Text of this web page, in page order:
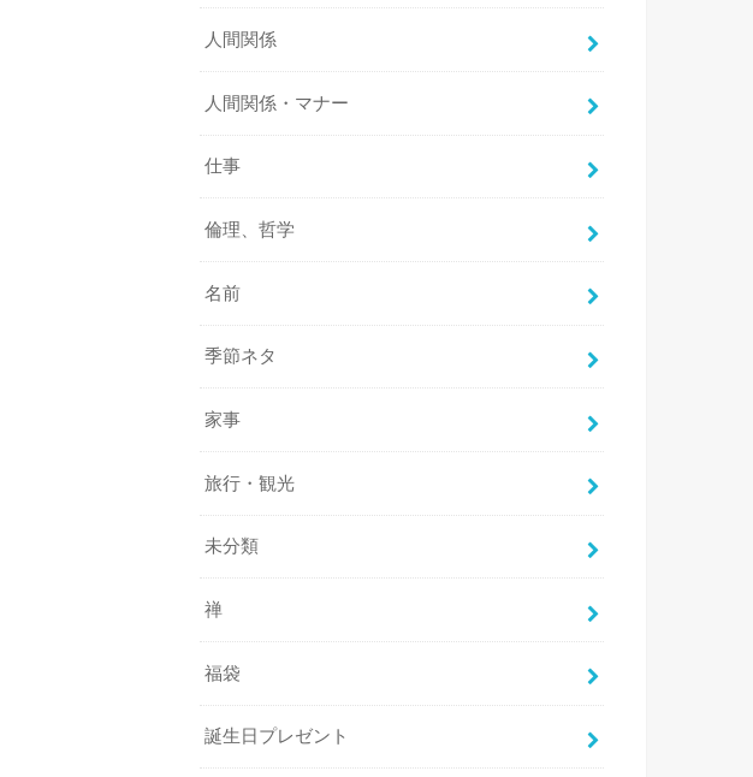
人間関係
人間関係・マナー
仕事
倫理、哲学
名前
季節ネタ
家事
旅行・観光
未分類
禅
福袋
誕生日プレゼント